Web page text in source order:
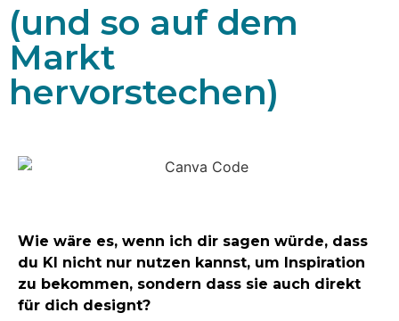
(und so auf dem
Markt
hervorstechen)
Wie wäre es, wenn ich dir sagen würde, dass
du KI nicht nur nutzen kannst, um Inspiration
zu bekommen, sondern dass sie auch direkt
für dich designt?